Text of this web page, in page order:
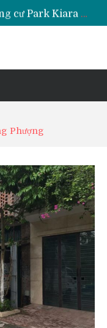
Taxi tải giá rẻ tại chung cư Park Kiara Hà Đông
Taxi tải giá rẻ tại chung cư Grande Park Phú Lãm
Phượng